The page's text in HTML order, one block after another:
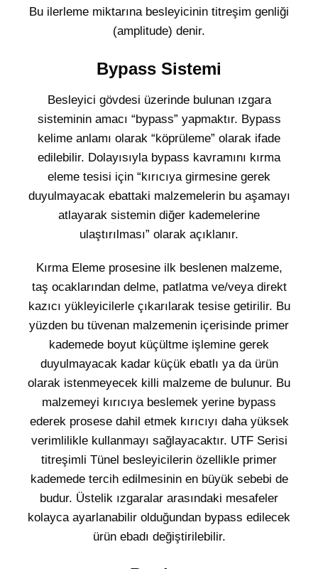
Bu ilerleme miktarına besleyicinin titreşim genliği
(amplitude) denir.
Bypass Sistemi
Besleyici gövdesi üzerinde bulunan ızgara
sisteminin amacı “bypass” yapmaktır. Bypass
kelime anlamı olarak “köprüleme” olarak ifade
edilebilir. Dolayısıyla bypass kavramını kırma
eleme tesisi için “kırıcıya girmesine gerek
duyulmayacak ebattaki malzemelerin bu aşamayı
atlayarak sistemin diğer kademelerine
ulaştırılması” olarak açıklanır.
Kırma Eleme prosesine ilk beslenen malzeme,
taş ocaklarından delme, patlatma ve/veya direkt
kazıcı yükleyicilerle çıkarılarak tesise getirilir. Bu
yüzden bu tüvenan malzemenin içerisinde primer
kademede boyut küçültme işlemine gerek
duyulmayacak kadar küçük ebatlı ya da ürün
olarak istenmeyecek killi malzeme de bulunur. Bu
malzemeyi kırıcıya beslemek yerine bypass
ederek prosese dahil etmek kırıcıyı daha yüksek
verimlilikle kullanmayı sağlayacaktır. UTF Serisi
titreşimli Tünel besleyicilerin özellikle primer
kademede tercih edilmesinin en büyük sebebi de
budur. Üstelik ızgaralar arasındaki mesafeler
kolayca ayarlanabilir olduğundan bypass edilecek
ürün ebadı değiştirilebilir.